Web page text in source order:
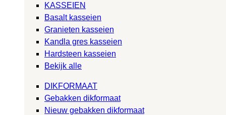
KASSEIEN
Basalt kasseien
Granieten kasseien
Kandla gres kasseien
Hardsteen kasseien
Bekijk alle
DIKFORMAAT
Gebakken dikformaat
Nieuw gebakken dikformaat